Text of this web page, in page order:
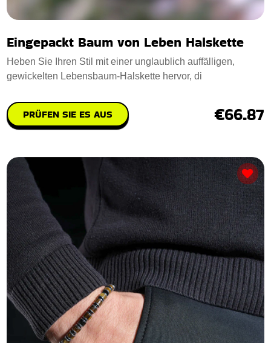
Eingepackt Baum von Leben Halskette
Heben Sie Ihren Stil mit einer unglaublich auffälligen,
gewickelten Lebensbaum-Halskette hervor, di
PRÜFEN SIE ES AUS €66.87